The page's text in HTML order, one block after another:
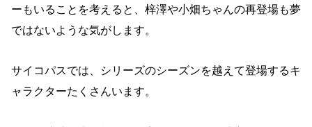
ーもいることを考えると、梓澤や小畑ちゃんの再登場も夢
ではないような気がします。
サイコパスでは、シリーズのシーズンを越えて登場するキ
ャラクターたくさんいます。